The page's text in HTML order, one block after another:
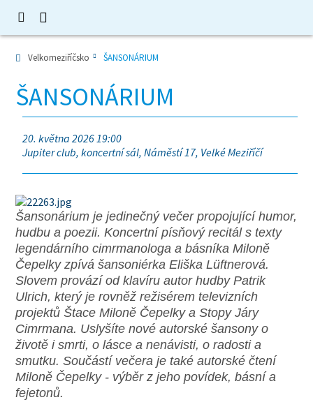
Velkomeziříčsko ŠANSONÁRIUM
ŠANSONÁRIUM
20. května 2026 19:00
Jupiter club, koncertní sál, Náměstí 17, Velké Meziříčí
Šansonárium je jedinečný večer propojující humor,
hudbu a poezii. Koncertní písňový recitál s texty
legendárního cimrmanologa a básníka Miloně
Čepelky zpívá šansoniérka Eliška Lüftnerová.
Slovem provází od klavíru autor hudby Patrik
Ulrich, který je rovněž režisérem televizních
projektů Štace Miloně Čepelky a Stopy Járy
Cimrmana. Uslyšíte nové autorské šansony o
životě i smrti, o lásce a nenávisti, o radosti a
smutku. Součástí večera je také autorské čtení
Miloně Čepelky - výběr z jeho povídek, básní a
fejetonů.